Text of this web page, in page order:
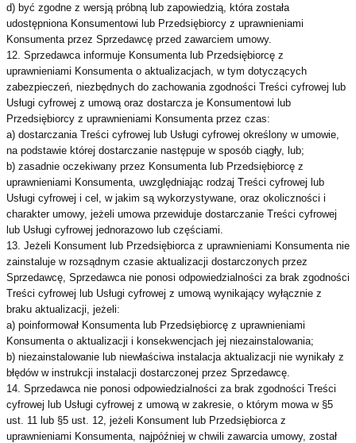
d) być zgodne z wersją próbną lub zapowiedzią, która została
udostępniona Konsumentowi lub Przedsiębiorcy z uprawnieniami
Konsumenta przez Sprzedawcę przed zawarciem umowy.
12. Sprzedawca informuje Konsumenta lub Przedsiębiorcę z
uprawnieniami Konsumenta o aktualizacjach, w tym dotyczących
zabezpieczeń, niezbędnych do zachowania zgodności Treści cyfrowej lub
Usługi cyfrowej z umową oraz dostarcza je Konsumentowi lub
Przedsiębiorcy z uprawnieniami Konsumenta przez czas:
a) dostarczania Treści cyfrowej lub Usługi cyfrowej określony w umowie,
na podstawie której dostarczanie następuje w sposób ciągły, lub;
b) zasadnie oczekiwany przez Konsumenta lub Przedsiębiorcę z
uprawnieniami Konsumenta, uwzględniając rodzaj Treści cyfrowej lub
Usługi cyfrowej i cel, w jakim są wykorzystywane, oraz okoliczności i
charakter umowy, jeżeli umowa przewiduje dostarczanie Treści cyfrowej
lub Usługi cyfrowej jednorazowo lub częściami.
13. Jeżeli Konsument lub Przedsiębiorca z uprawnieniami Konsumenta nie
zainstaluje w rozsądnym czasie aktualizacji dostarczonych przez
Sprzedawcę, Sprzedawca nie ponosi odpowiedzialności za brak zgodności
Treści cyfrowej lub Usługi cyfrowej z umową wynikający wyłącznie z
braku aktualizacji, jeżeli:
a) poinformował Konsumenta lub Przedsiębiorcę z uprawnieniami
Konsumenta o aktualizacji i konsekwencjach jej niezainstalowania;
b) niezainstalowanie lub niewłaściwa instalacja aktualizacji nie wynikały z
błędów w instrukcji instalacji dostarczonej przez Sprzedawcę.
14. Sprzedawca nie ponosi odpowiedzialności za brak zgodności Treści
cyfrowej lub Usługi cyfrowej z umową w zakresie, o którym mowa w §5
ust. 11 lub §5 ust. 12, jeżeli Konsument lub Przedsiębiorca z
uprawnieniami Konsumenta, najpóźniej w chwili zawarcia umowy, został